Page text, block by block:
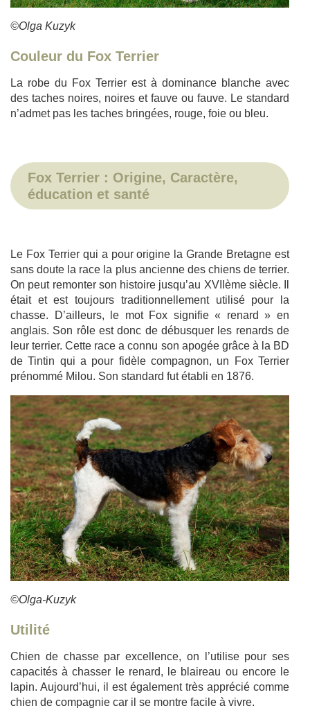
©Olga Kuzyk
Couleur du Fox Terrier
La robe du Fox Terrier est à dominance blanche avec
des taches noires, noires et fauve ou fauve. Le standard
n’admet pas les taches bringées, rouge, foie ou bleu.
Fox Terrier : Origine, Caractère,
éducation et santé
Le Fox Terrier qui a pour origine la Grande Bretagne est
sans doute la race la plus ancienne des chiens de terrier.
On peut remonter son histoire jusqu’au XVIIème siècle. Il
était et est toujours traditionnellement utilisé pour la
chasse. D’ailleurs, le mot Fox signifie « renard » en
anglais. Son rôle est donc de débusquer les renards de
leur terrier. Cette race a connu son apogée grâce à la BD
de Tintin qui a pour fidèle compagnon, un Fox Terrier
prénommé Milou. Son standard fut établi en 1876.
©Olga-Kuzyk
Utilité
Chien de chasse par excellence, on l’utilise pour ses
capacités à chasser le renard, le blaireau ou encore le
lapin. Aujourd’hui, il est également très apprécié comme
chien de compagnie car il se montre facile à vivre.